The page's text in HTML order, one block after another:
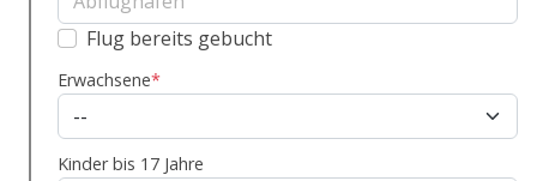
Flug bereits gebucht
Erwachsene*
Kinder bis 17 Jahre